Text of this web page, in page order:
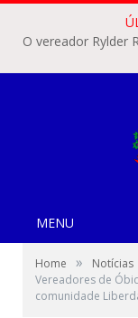
MENU
Home » Notícias
Vereadores de
comunidade